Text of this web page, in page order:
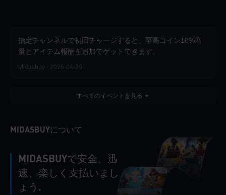
指定チャンネルで初回チャージすると、至高コイン10%増
量とアイテム報酬を追加でゲットできます。
Midasbuy · 2026-04-20
すべてのイベントを見る
MIDASBUYについて
MIDASBUYで安全、迅
速、楽しく支払いまし
ょう.